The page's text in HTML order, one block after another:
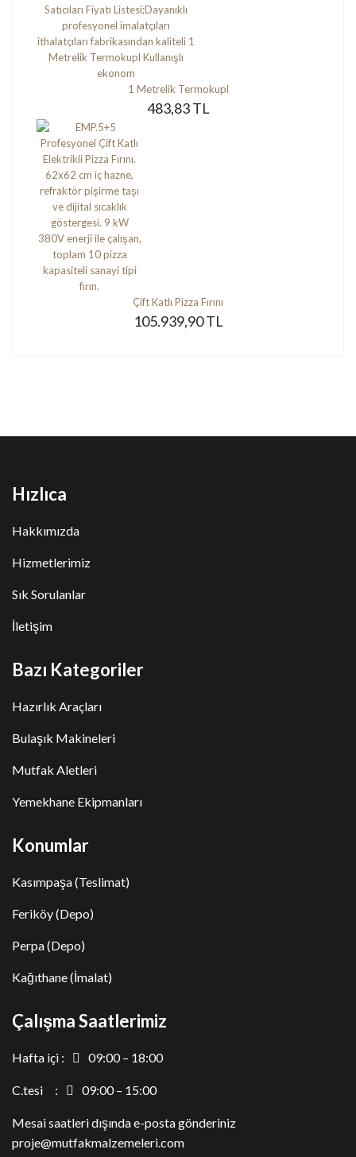
1 Metrelik Termokupl
483,83 TL
Çift Katlı Pizza Fırını
105.939,90 TL
Hızlıca
Hakkımızda
Hizmetlerimiz
Sık Sorulanlar
İletişim
Bazı Kategoriler
Hazırlık Araçları
Bulaşık Makineleri
Mutfak Aletleri
Yemekhane Ekipmanları
Konumlar
Kasımpaşa (Teslimat)
Feriköy (Depo)
Perpa (Depo)
Kağıthane (İmalat)
Çalışma Saatlerimiz
Hafta içi : 09:00 – 18:00
C.tesi : 09:00 – 15:00
Mesai saatleri dışında e-posta gönderiniz
proje@mutfakmalzemeleri.com